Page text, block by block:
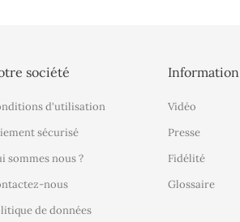
société
d'utilisation
sécurisé
sommes nous ?
nous
de données
Information
Vidéo
Presse
Fidélité
Glossaire